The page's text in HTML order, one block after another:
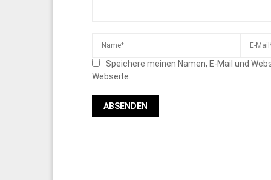
Speichere meinen Namen, E-Mail und
Webseite.